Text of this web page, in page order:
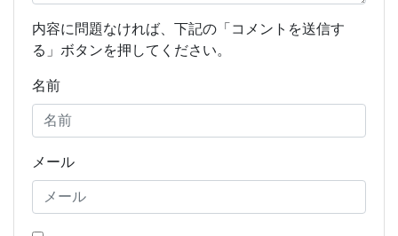
内容に問題なければ、下記の「コメントを送信す
る」ボタンを押してください。
名前
メール